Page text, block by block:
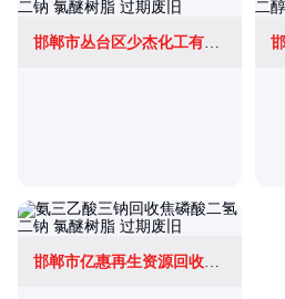
邯郸市丛台区少杰化工有限公司
邯郸市亿惠再生资源回收有限公司